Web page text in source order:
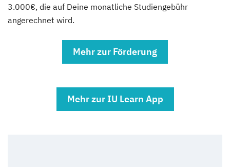
(Fernstudium)
3.000€, die auf Deine monatliche Studiengebühr
angerechnet wird.
Mehr zur Förderung
Mehr zur IU Learn App